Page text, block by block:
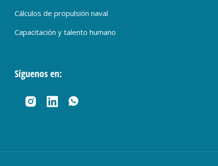
Cálculos de propulsión naval
Capacitación y talento humano
Síguenos en: